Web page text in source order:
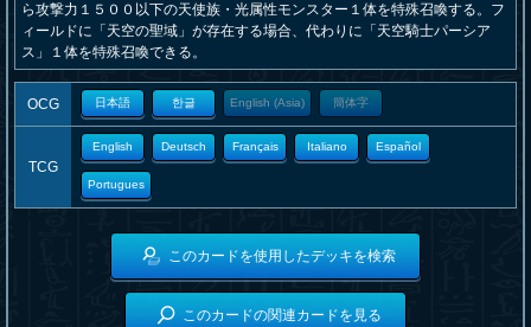
ら攻撃力１５００以下の天使族・光属性モンスター１体を特殊召喚する。フ
ィールドに「天空の聖域」が存在する場合、代わりに「天空騎士パーシア
ス」１体を特殊召喚できる。
OCG 日本語 한글 English (Asia) 簡体字
TCG
English Deutsch Français Italiano Español
Portugues
このカードを使用したデッキを検索
このカードの関連カードを見る